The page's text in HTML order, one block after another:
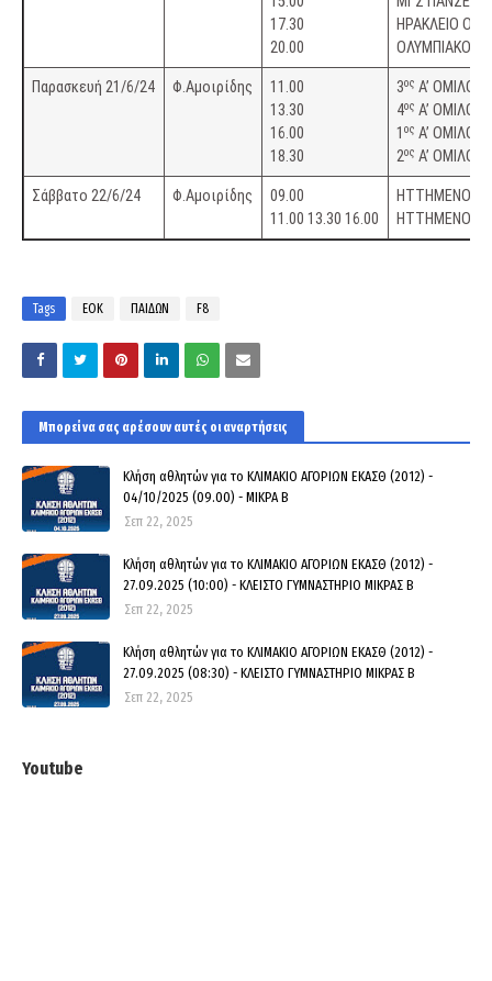
17.30
20.00
ΗΡΑΚΛΕΙΟ
Παρασκευή 21/6/24 Φ.Αμοιρίδης
11.00
13.30
16.00
18.30
3ος Α’ ΟΜΙΛΟΥ
4ος Α’ ΟΜΙΛΟΥ
1ος Α’ ΟΜΙΛΟΥ
2ος Α’ ΟΜΙΛΟΥ
Σάββατο 22/6/24 Φ.Αμοιρίδης
09.00
11.00 13.30 16.00
ΗΤΤΗΜΕΝΟΣ
ΗΤΤΗΜΕΝΟΣ
Tags ΕΟΚ ΠΑΙΔΩΝ F8
Μπορεί να σας αρέσουν αυτές οι αναρτήσεις
Κλήση αθλητών για το ΚΛΙΜΑΚΙΟ ΑΓΟΡΙΩΝ ΕΚΑΣΘ (2012) -
04/10/2025 (09.00) - ΜΙΚΡΑ Β
Σεπ 22, 2025
Κλήση αθλητών για το ΚΛΙΜΑΚΙΟ ΑΓΟΡΙΩΝ ΕΚΑΣΘ (2012) -
27.09.2025 (10:00) - ΚΛΕΙΣΤΟ ΓΥΜΝΑΣΤΗΡΙΟ ΜΙΚΡΑΣ Β
Σεπ 22, 2025
Κλήση αθλητών για το ΚΛΙΜΑΚΙΟ ΑΓΟΡΙΩΝ ΕΚΑΣΘ (2012) -
27.09.2025 (08:30) - ΚΛΕΙΣΤΟ ΓΥΜΝΑΣΤΗΡΙΟ ΜΙΚΡΑΣ Β
Σεπ 22, 2025
Youtube